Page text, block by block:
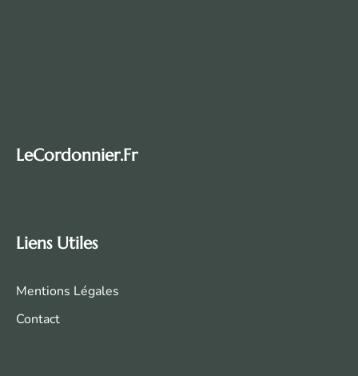
LeCordonnier.fr
Liens Utiles
Mentions Légales
Contact